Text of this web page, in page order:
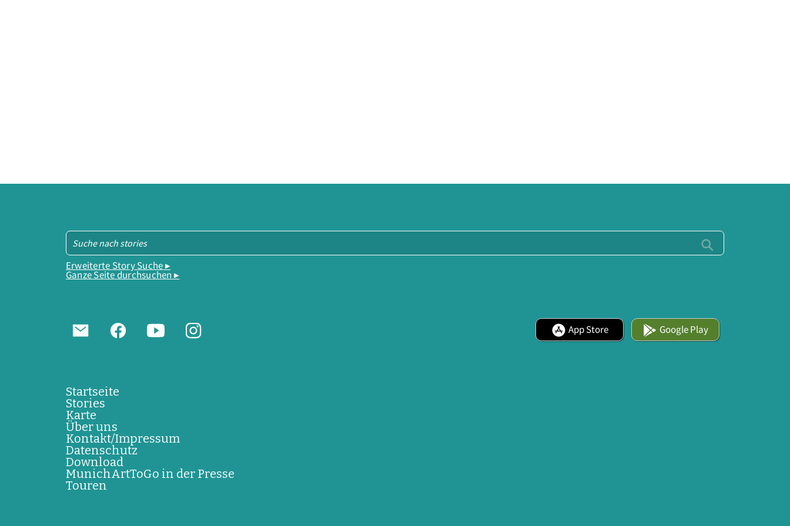
Erweiterte Story Suche ▸
Ganze Seite durchsuchen ▸
App Store Google Play
Startseite
Stories
Karte
Über uns
Kontakt/Impressum
Datenschutz
Download
MunichArtToGo in der Presse
Touren